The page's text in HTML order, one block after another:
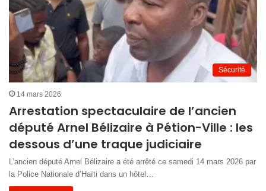
Sécurité
14 mars 2026
Arrestation spectaculaire de l’ancien
député Arnel Bélizaire à Pétion-Ville : les
dessous d’une traque judiciaire
L’ancien député Arnel Bélizaire a été arrêté ce samedi 14 mars 2026 par
la Police Nationale d’Haïti dans un hôtel…